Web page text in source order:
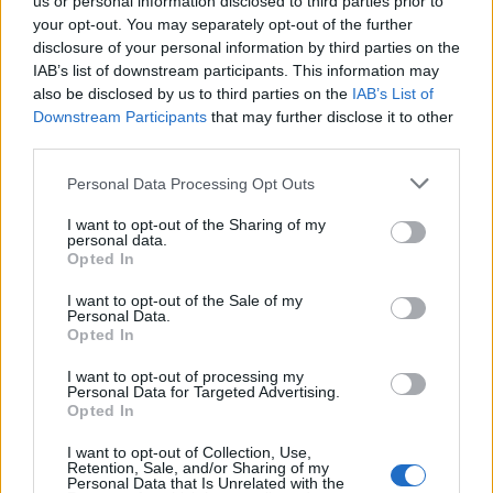
your opt-out. You may separately opt-out of the further
disclosure of your personal information by third parties on the
IAB’s list of downstream participants. This information may
also be disclosed by us to third parties on the IAB’s List of
Downstream Participants that may further disclose it to other
Personal Data Processing Opt Outs
I want to opt-out of the Sharing of my
personal data.
Opted In
I want to opt-out of the Sale of my
Personal Data.
Opted In
I want to opt-out of processing my
Personal Data for Targeted Advertising.
Opted In
I want to opt-out of Collection, Use,
Retention, Sale, and/or Sharing of my
Personal Data that Is Unrelated with the
00:00